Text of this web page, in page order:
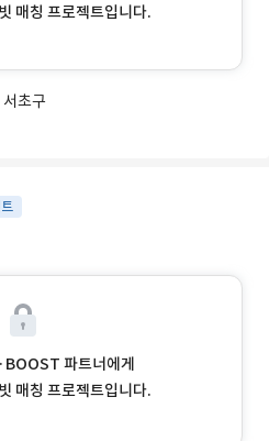
매칭 프로젝트입니다.
초구
파트너에게
매칭 프로젝트입니다.